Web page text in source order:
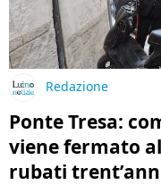
Redazione
Ponte Tresa:
viene fermato
rubati